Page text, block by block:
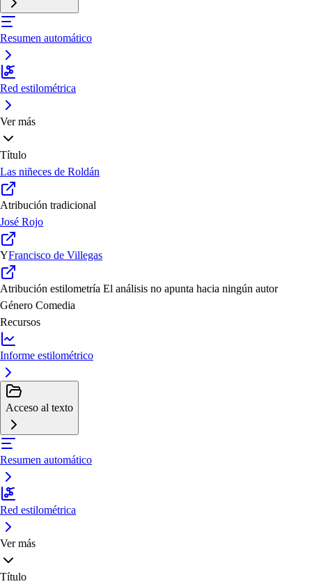
Resumen automático
Red estilométrica
Ver más
Título
Las niñeces de Roldán
Atribución tradicional
José Rojo
YFrancisco de Villegas
Atribución estilometría El análisis no apunta hacia ningún autor
Género Comedia
Recursos
Informe estilométrico
Acceso al texto
Resumen automático
Red estilométrica
Ver más
Título